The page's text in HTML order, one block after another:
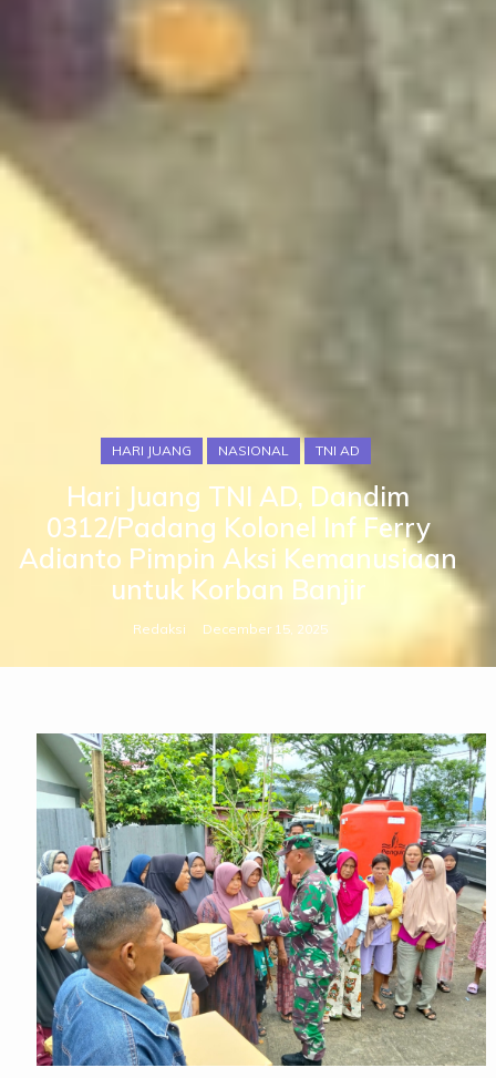
HARI JUANG NASIONAL TNI AD
Hari Juang TNI AD, Dandim
0312/Padang Kolonel Inf Ferry
Adianto Pimpin Aksi Kemanusiaan
untuk Korban Banjir
Redaksi December 15, 2025